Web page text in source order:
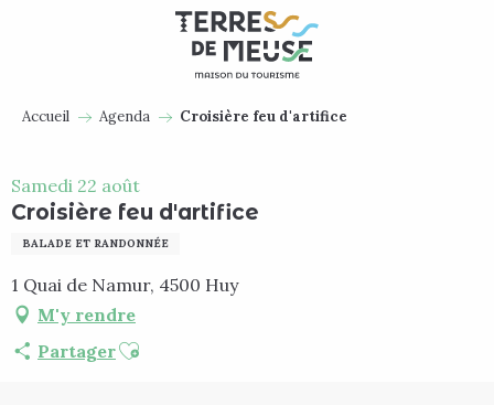
Accueil Agenda Croisière feu d'artifice
Samedi 22 août
Croisière feu d'artifice
BALADE ET RANDONNÉE
1 Quai de Namur, 4500 Huy
M'y rendre
PartagerAjouter aux favoris